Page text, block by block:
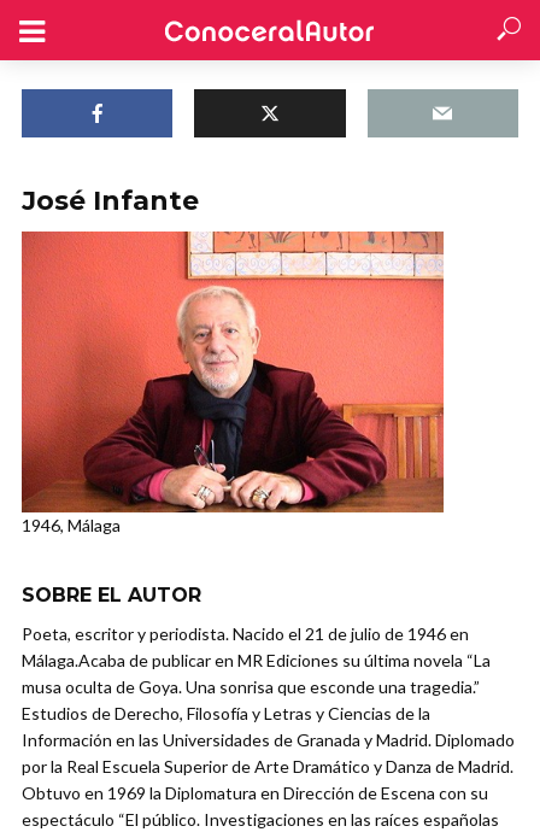
José Infante
1946, Málaga
SOBRE EL AUTOR
Poeta, escritor y periodista. Nacido el 21 de julio de 1946 en
Málaga.Acaba de publicar en MR Ediciones su última novela “La
musa oculta de Goya. Una sonrisa que esconde una tragedia.”
Estudios de Derecho, Filosofía y Letras y Ciencias de la
Información en las Universidades de Granada y Madrid. Diplomado
por la Real Escuela Superior de Arte Dramático y Danza de Madrid.
Obtuvo en 1969 la Diplomatura en Dirección de Escena con su
espectáculo “El público. Investigaciones en las raíces españolas